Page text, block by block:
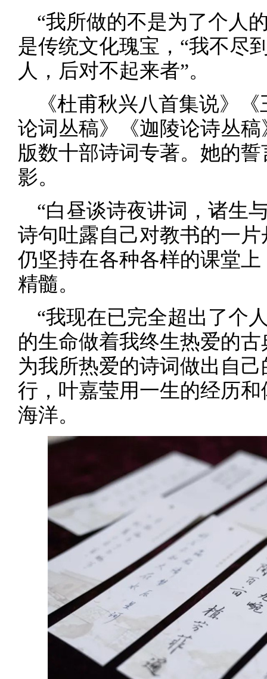
“我所做的不是为了个人
是传统文化瑰宝，“我不尽
人，后对不起来者”。
《杜甫秋兴八首集说》
论词丛稿》《迦陵论诗丛
版数十部诗词专著。她的
影。
“白昼谈诗夜讲词，诸生
诗句吐露自己对教书的一
仍坚持在各种各样的课堂
精髓。
“我现在已完全超出了个
的生命做着我终生热爱的
为我所热爱的诗词做出自
行，叶嘉莹用一生的经历
海洋。